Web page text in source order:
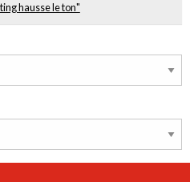
hausse le ton"